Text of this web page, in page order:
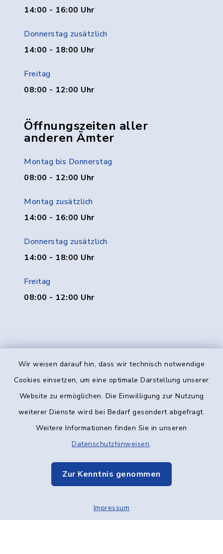
Wir weisen darauf hin, dass wir technisch notwendige
Cookies einsetzen, um eine optimale Darstellung unserer
Website zu ermöglichen. Die Einwilligung zur Nutzung
weiterer Dienste wird bei Bedarf gesondert abgefragt.
Weitere Informationen finden Sie in unseren
Datenschutzhinweisen.
Zur Kenntnis genommen
Impressum
14:00 - 16:00 Uhr
Donnerstag zusätzlich
14:00 - 18:00 Uhr
Freitag
08:00 - 12:00 Uhr
Öffnungszeiten aller
anderen Ämter
Montag bis Donnerstag
08:00 - 12:00 Uhr
Montag zusätzlich
14:00 - 16:00 Uhr
Donnerstag zusätzlich
14:00 - 18:00 Uhr
Freitag
08:00 - 12:00 Uhr
Kontakt
Datenschutz
Elektronische Kommunikation
Sitemap